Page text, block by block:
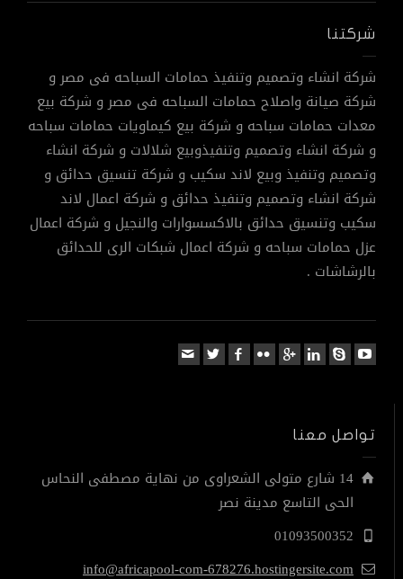
شركتنا
شركة انشاء وتصميم وتنفيذ حمامات السباحه فى مصر و
شركة صيانة واصلاح حمامات السباحه فى مصر و شركة بيع
معدات حمامات سباحه و شركة بيع كيماويات حمامات سباحه
و شركة انشاء وتصميم وتنفيذوبيع شلالات و شركة انشاء
وتصميم وتنفيذ وبيع لاند سكيب و شركة تنسيق حدائق و
شركة انشاء وتصميم وتنفيذ حدائق و شركة اعمال لاند
سكيب وتنسيق حدائق بالاكسسوارات والنجيل و شركة اعمال
عزل حمامات سباحه و شركة اعمال شبكات الرى للحدائق
بالرشاشات .
تواصل معنا
14 شارع متولى الشعراوى من نهاية مصطفى النحاس
الحى التاسع مدينة نصر
01093500352
info@africapool-com-678276.hostingersite.com